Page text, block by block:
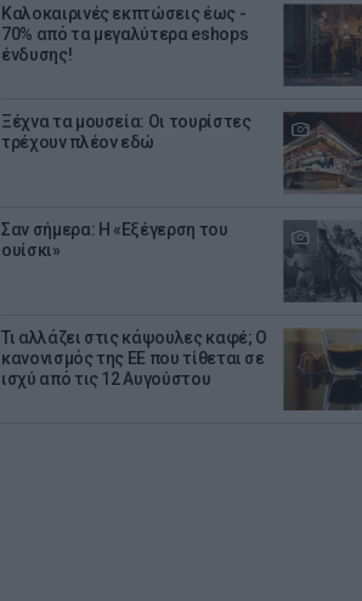
Καλοκαιρινές εκπτώσεις έως -
70% από τα μεγαλύτερα eshops
ένδυσης!
Ξέχνα τα μουσεία: Οι τουρίστες
τρέχουν πλέον εδώ
Σαν σήμερα: Η «Εξέγερση του
ουίσκι»
Τι αλλάζει στις κάψουλες καφέ; Ο
κανονισμός της ΕΕ που τίθεται σε
ισχύ από τις 12 Αυγούστου